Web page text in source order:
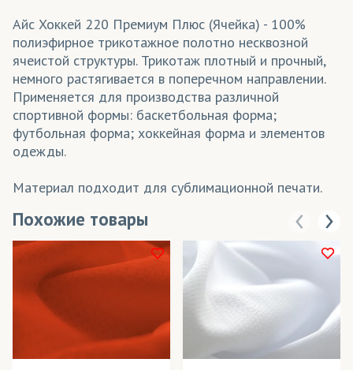
Айс Хоккей 220 Премиум Плюс (Ячейка) - 100%
полиэфирное трикотажное полотно несквозной
ячеистой структуры. Трикотаж плотный и прочный,
немного растягивается в поперечном направлении.
Применяется для производства различной
спортивной формы: баскетбольная форма;
футбольная форма; хоккейная форма и элементов
одежды.
Материал подходит для сублимационной печати.
Похожие товары